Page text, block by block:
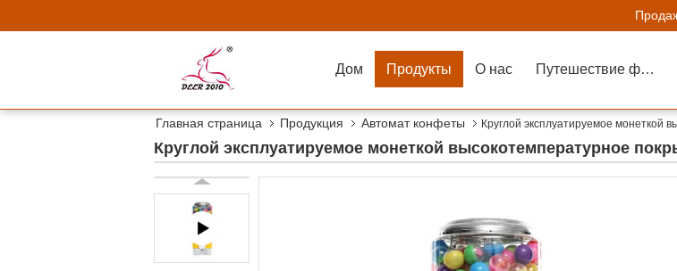
Дом Продукты О нас Путешествие фабрики
Главная страница Продукция Автомат конфеты Круглой эксплуатируемое
Круглой эксплуатируемое монеткой высокотемпературное